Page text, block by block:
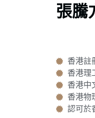
張騰
香港註
香港理
香港中
香港物
認可於